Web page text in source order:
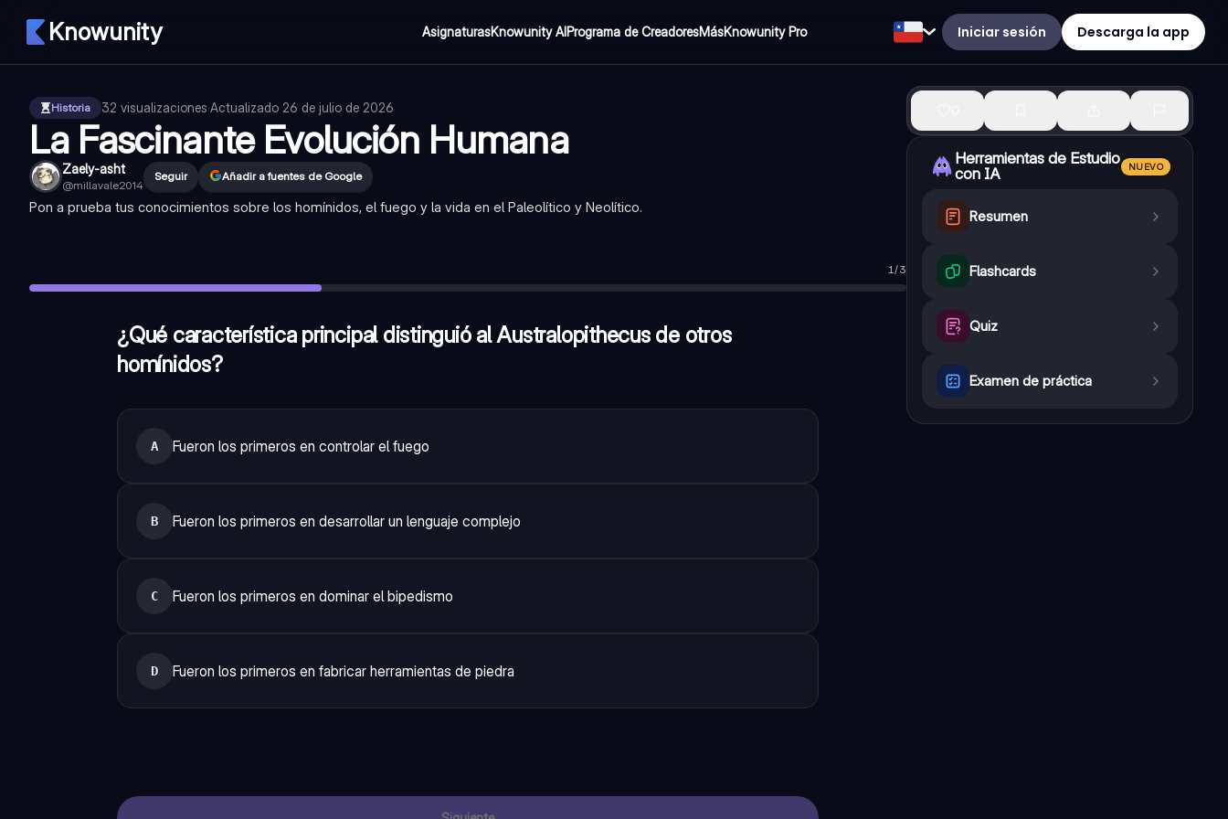
Knowunity AsignaturasKnowunity AIPrograma de CreadoresMásKnowunity Pro Iniciar sesión Descarga la app
Historia 32 visualizaciones·Actualizado 26 de julio de 2026
La Fascinante Evolución Humana
Zaely-asht
@millavale2014
Seguir Añadir a fuentes de Google
Pon a prueba tus conocimientos sobre los homínidos, el fuego y la vida en el Paleolítico y Neolítico.
1/3
¿Qué característica principal distinguió al Australopithecus de otros
homínidos?
A Fueron los primeros en controlar el fuego
B Fueron los primeros en desarrollar un lenguaje complejo
C Fueron los primeros en dominar el bipedismo
D Fueron los primeros en fabricar herramientas de piedra
¿Qué especie de homínido es conocida por ser la primera en fabricar sus propias herramientas de piedra?—Homo Habilis
Herramientas de Estudio
con IA
NUEVO
Resumen
Flashcards
Quiz
Examen de práctica